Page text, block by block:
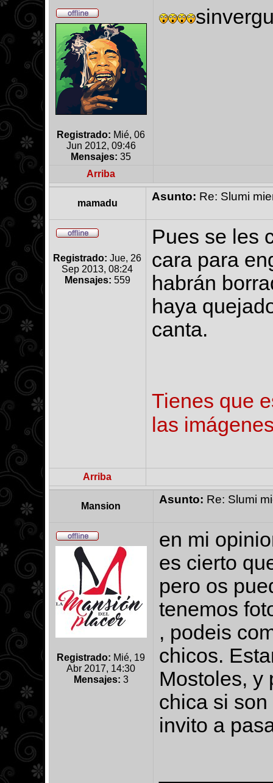
Registrado: Mié, 06
Jun 2012, 09:46
Mensajes: 35
Arriba
mamadu
Asunto: Re: Slumi
Registrado: Jue, 26
Sep 2013, 08:24
Mensajes: 559
Pues se les
cara para
habrán
haya
canta.
Tienes que
las
Arriba
Mansion
Asunto: Re: Slumi
Registrado: Mié, 19
Abr 2017, 14:30
Mensajes: 3
en mi
es cierto
pero os
tenemos
, podeis
chicos.
Mostoles, y
chica si
invito a